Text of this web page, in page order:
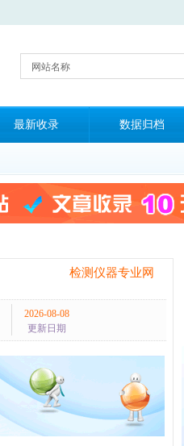
网站名称
最新收录 数据归档
检测仪器专业网
2026-08-08
更新日期